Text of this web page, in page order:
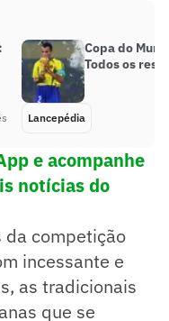
Copa do
Todos os
Lancepédia
e acompanhe
notícias do
da competição
incessante e
as tradicionais
que se